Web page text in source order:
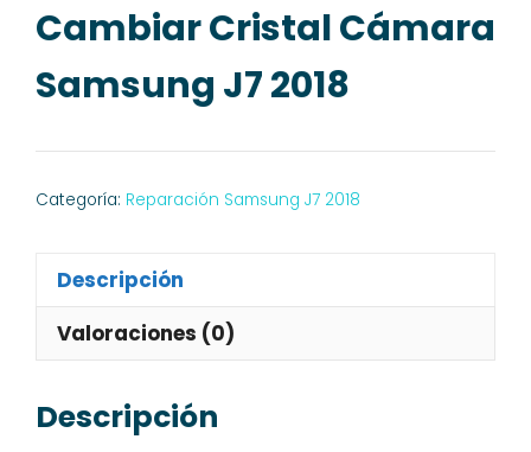
Cambiar Cristal Cámara
Samsung J7 2018
Categoría: Reparación Samsung J7 2018
Descripción
Valoraciones (0)
Descripción